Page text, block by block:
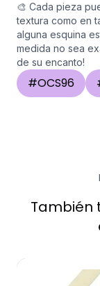
🎨 Cada pieza
textura como en
alguna esquina
medida no sea
de su encanto!
#OCS96
También